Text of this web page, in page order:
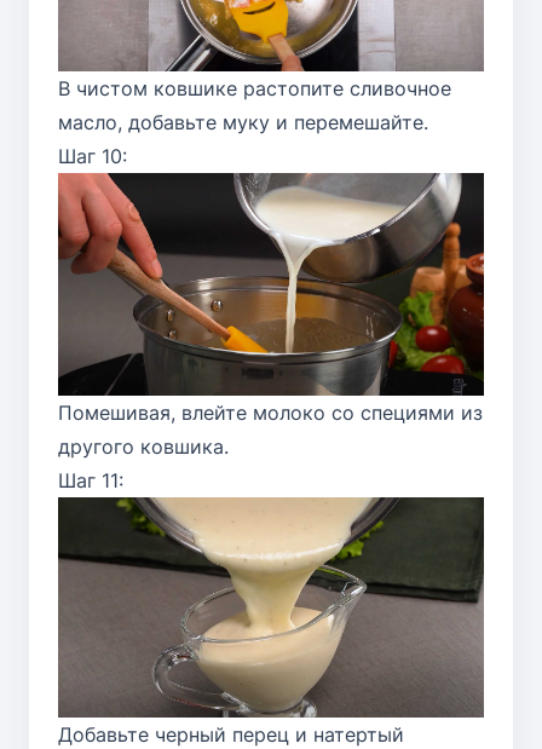
В чистом ковшике растопите сливочное
масло, добавьте муку и перемешайте.
Шаг 10:
Помешивая, влейте молоко со специями из
другого ковшика.
Шаг 11:
Добавьте черный перец и натертый